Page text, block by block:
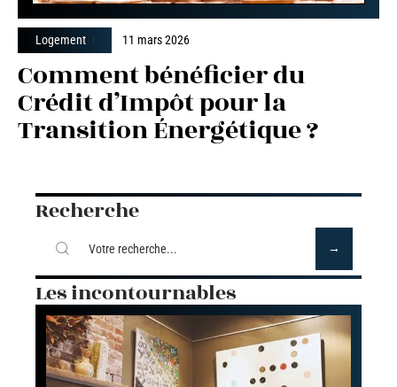
Logement 11 mars 2026
Comment bénéficier du
Crédit d’Impôt pour la
Transition Énergétique ?
Recherche
Les incontournables